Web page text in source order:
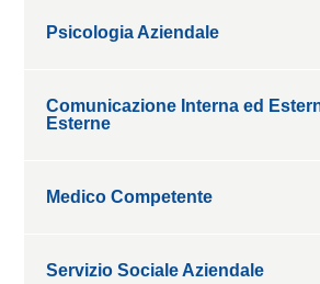
Psicologia Aziendale
Comunicazione Interna ed
Esterne
Medico Competente
Servizio Sociale Aziendale